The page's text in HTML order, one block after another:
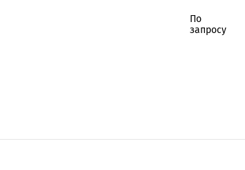
По
запросу